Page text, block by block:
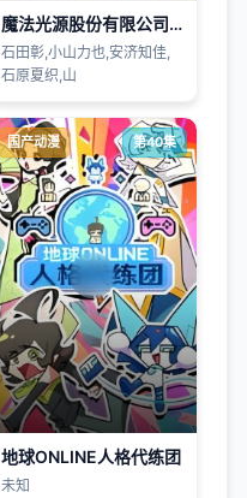
魔法光源股份有限公司第2季
石田彰,小山力也,安济知佳,
石原夏织,山
国产动漫 第40集
地球ONLINE人格代练团
未知